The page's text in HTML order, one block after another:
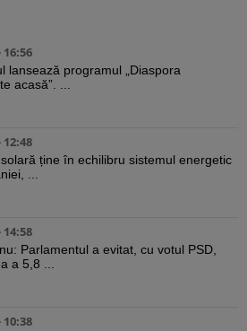
16:56
lansează programul „Diaspora
acasă”. ...
12:48
ține în echilibru sistemul energetic
...
14:58
Parlamentul a evitat, cu votul PSD,
a 5,8 ...
10:38